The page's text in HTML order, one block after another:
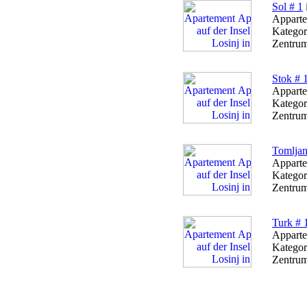
Sol # 1
Stok #
Turk #